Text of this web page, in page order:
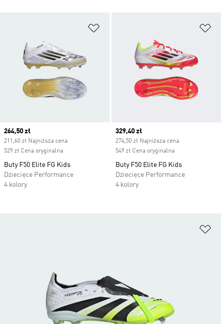
Current price
264,50 zł
211,60 zł Najniższa cena
529 zł Cena oryginalna
Buty F50 Elite FG Kids
Dziecięce Performance
4 kolory
Current price
329,40 zł
274,50 zł Najniższa cena
549 zł Cena oryginalna
Buty F50 Elite FG Kids
Dziecięce Performance
4 kolory